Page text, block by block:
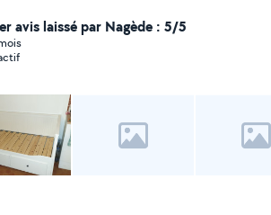
avis laissé par Nagède : 5/5